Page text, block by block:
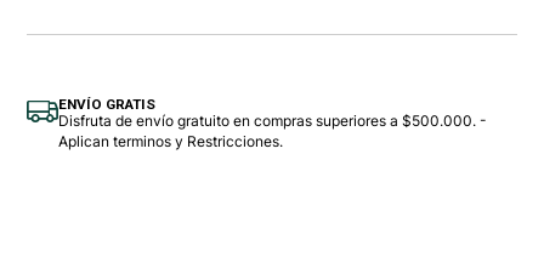
ENVÍO GRATIS
Disfruta de envío gratuito en compras superiores a $500.000. -
Aplican terminos y Restricciones.